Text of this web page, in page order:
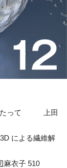
あたって 上田
による繊維解
衣子 510